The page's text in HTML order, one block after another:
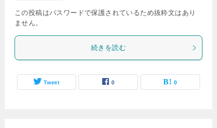
この投稿はパスワードで保護されているため抜粋文はあり
ません。
続きを読む
Tweet 0 0